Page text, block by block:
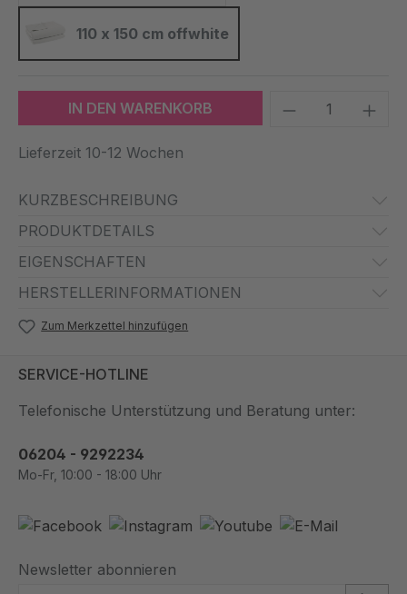
110 x 150 cm offwhite
110 x 150 cm offwhite
IN DEN WARENKORB Produkt
Lieferzeit 10-12 Wochen
KURZBESCHREIBUNG
PRODUKTDETAILS
EIGENSCHAFTEN
HERSTELLERINFORMATIONEN
Zum Merkzettel hinzufügen
SERVICE-HOTLINE
Telefonische Unterstützung und Beratung unter:
06204 - 9292234
Mo-Fr, 10:00 - 18:00 Uhr
Newsletter abonnieren